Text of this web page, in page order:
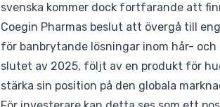
svenska kommer dock fortfarande att
Coegin Pharmas beslut att övergå till
för banbrytande lösningar inom hår-
slutet av 2025, följt av en produkt för
stärka sin position på den globala